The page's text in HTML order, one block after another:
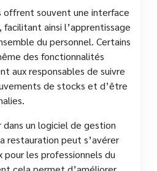
offrent souvent une interface
ainsi l’apprentissage
du personnel. Certains
des fonctionnalités
aux responsables de suivre
de stocks et d’être
dans un logiciel de gestion
restauration peut s’avérer
pour les professionnels du